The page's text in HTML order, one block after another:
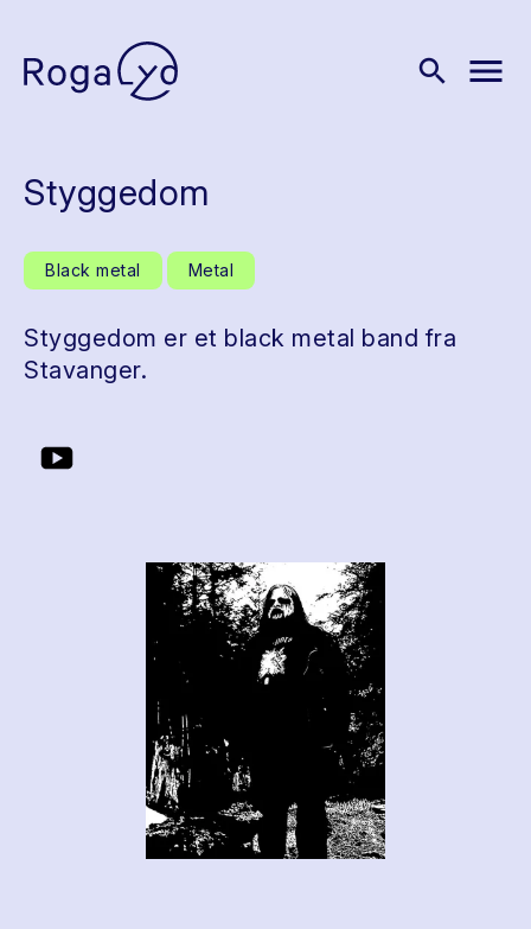
search menu
Styggedom
Black metal Metal
Styggedom er et black metal band fra
Stavanger.